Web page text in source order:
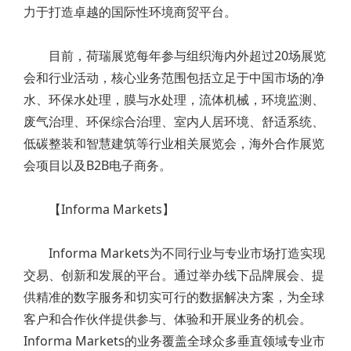
力于打造卓越的国际性环境商贸平台。
目前，荷瑞展览每年参与组织海内外超过20场展览
会和行业活动，核心业务范围包括立足于中国市场的净
水、环保水处理，膜与水处理，流体机械，环境监测、
废气治理、环保综合治理、室内人居环境、舒适系统、
低碳整装和智慧建筑等行业相关展览会，海外合作展览
会项目以及B2B电子商务。
【Informa Markets】
Informa Markets为不同行业与专业市场打造实现
交易、创新和发展的平台。通过举办线下品牌展会、提
供精准的数字服务和切实可行的数据解决方案，为全球
客户和合作伙伴提供参与、体验和开展业务的机会。
Informa Markets的业务覆盖全球众多垂直领域专业市